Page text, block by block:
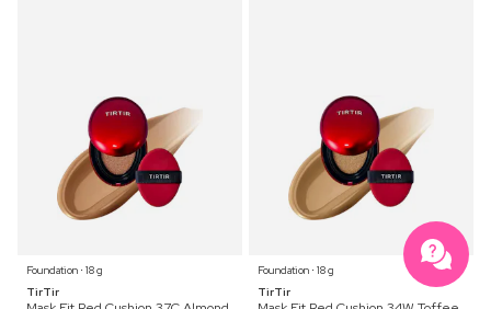
Foundation ⋅ 18 g
TirTir
Foundation ⋅ 18 g
TirTir